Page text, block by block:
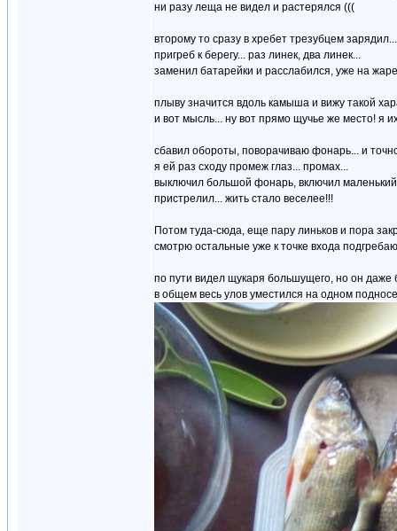
ни разу леща не видел и растерялся (((
второму то сразу в хребет трезубцем зарядил...
пригреб к берегу... раз линек, два линек...
заменил батарейки и расслабился, уже на
плыву значится вдоль камыша и вижу такой
и вот мысль... ну вот прямо щучье же место! я
сбавил обороты, поворачиваю фонарь... и
я ей раз сходу промеж глаз... промах...
выключил большой фонарь, включил
пристрелил... жить стало веселее!!!
Потом туда-сюда, еще пару линьков и пора
смотрю остальные уже к точке входа
по пути видел щукаря большущего, но он даже
в общем весь улов уместился на одном